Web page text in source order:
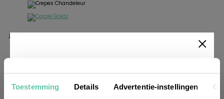
Toestemming Details Advertentie-instellingen
Text & Foto: Carole Gölitz ©Tibisoucrepes
So erkennt ihr, ob jemand aus der Bretagne
Newsletter